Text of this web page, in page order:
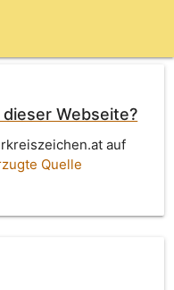
Webseite?
auf
Quelle